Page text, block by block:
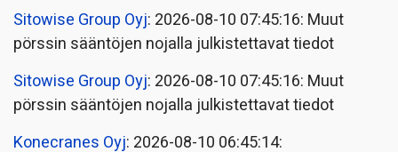
Sitowise Group Oyj: 2026-08-10 07:45:16: Muut
pörssin sääntöjen nojalla julkistettavat tiedot
Sitowise Group Oyj: 2026-08-10 07:45:16: Muut
pörssin sääntöjen nojalla julkistettavat tiedot
Konecranes Oyj: 2026-08-10 06:45:14: